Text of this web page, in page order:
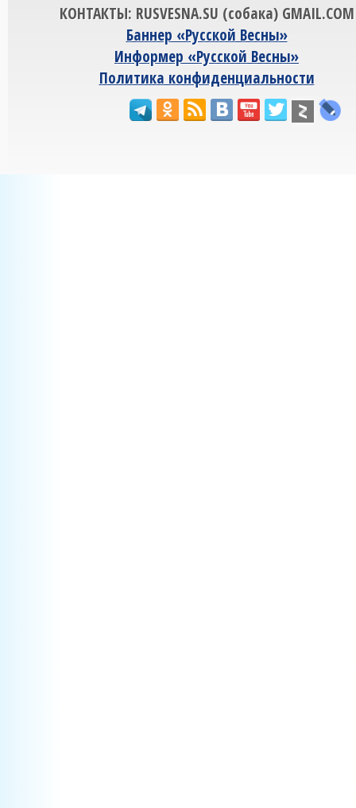
КОНТАКТЫ: RUSVESNA.SU (собака) GMAIL.COM
Баннер «Русской Весны»
Информер «Русской Весны»
Политика конфиденциальности